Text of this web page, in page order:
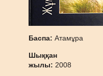
Баспа:Атамұра
Шыққан
жылы: 2008